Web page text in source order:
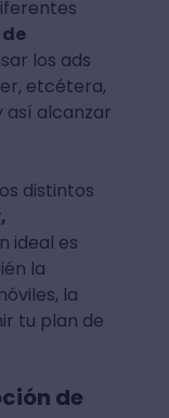
los ads
etcétera,
así alcanzar
distintos
ideal es
la
la
tu plan de
de